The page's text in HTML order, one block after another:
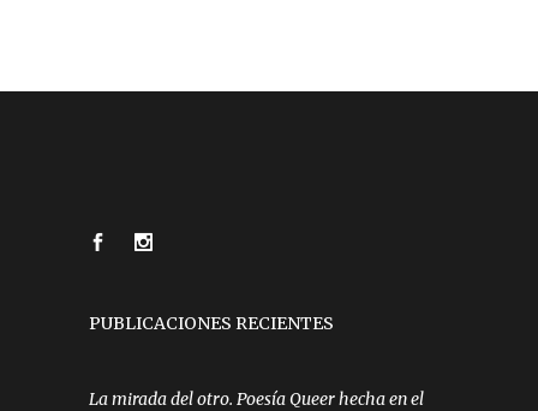
PUBLICACIONES RECIENTES
La mirada del otro. Poesía Queer hecha en el